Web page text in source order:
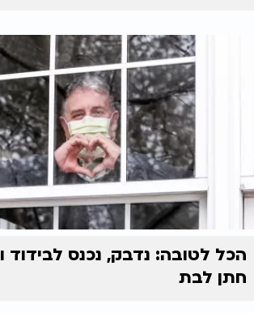
הכל לטובה: נדבק, נכנס לבידוד
חתן לבת